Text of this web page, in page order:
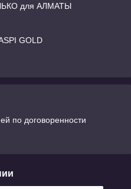
для АЛМАТЫ
GOLD
по договоренности